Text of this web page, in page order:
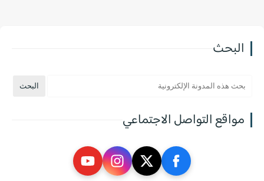
البحث
مواقع التواصل الاجتماعي